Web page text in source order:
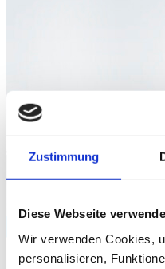
Zustimmung
Diese Webseite
Wir verwenden Cookies,
personalisieren,